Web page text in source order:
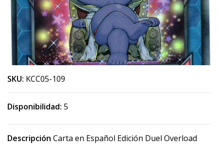
SKU: KCC05-109
Disponibilidad: 5
Descripción Carta en Español Edición Duel Overload